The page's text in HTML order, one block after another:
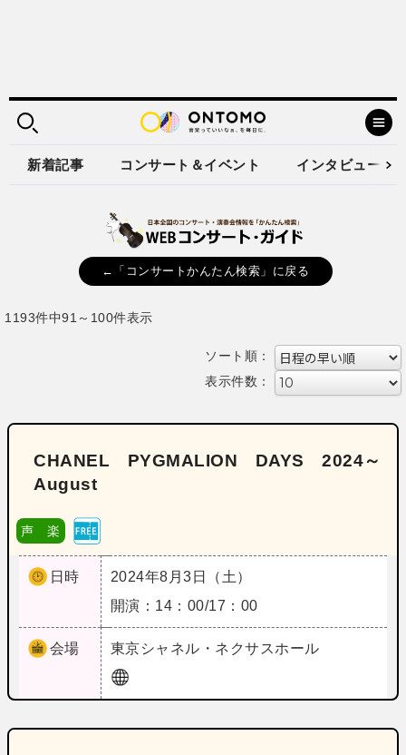
新着記事 コンサート＆イベント インタビュー
←「コンサートかんたん検索」に戻る
1193件中91～100件表示
ソート順：
表示件数：
CHANEL PYGMALION DAYS 2024～
August
声 楽
日時
2024年8月3日（土）
開演：14：00/17：00
会場 東京シャネル・ネクサスホール